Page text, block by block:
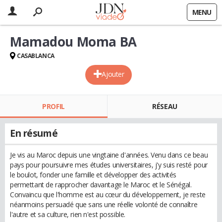
MENU
Ajouter
Mamadou Moma BA
CASABLANCA
PROFIL RÉSEAU
En résumé
Je vis au Maroc depuis une vingtaine d'années. Venu dans ce beau
pays pour poursuivre mes études universitaires, j'y suis resté pour
le boulot, fonder une famille et développer des activités
permettant de rapprocher davantage le Maroc et le Sénégal.
Convaincu que l'homme est au cœur du développement, je reste
néanmoins persuadé que sans une réelle volonté de connaître
l'autre et sa culture, rien n'est possible.